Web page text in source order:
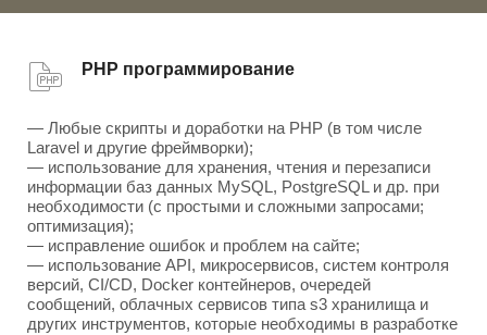
PHP программирование
— Любые скрипты и доработки на PHP (в том числе
Laravel и другие фреймворки);
— использование для хранения, чтения и перезаписи
информации баз данных MySQL, PostgreSQL и др. при
необходимости (с простыми и сложными запросами;
оптимизация);
— исправление ошибок и проблем на сайте;
— использование API, микросервисов, систем контроля
версий, CI/CD, Docker контейнеров, очередей
сообщений, облачных сервисов типа s3 хранилища и
других инструментов, которые необходимы в разработке